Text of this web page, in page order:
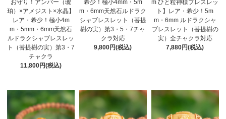
お守り！アンバー（琥
珀）×アメジスト×水晶】
レア・希少！極小4m
m・5mm・6mm天然石
ルドラクシャブレスレッ
ト（菩提樹の実）第3・7
チャクラ
11,800円(税込)
希少！極小4mm・5m
m・6mm天然石ルドラク
シャブレスレット（菩提
樹の実）第3・5・7チャ
クラ対応
9,800円(税込)
m ひと粒神様ブレスレッ
ト】レア・希少！5m
m・6mm ルドラクシャ
ブレスレット（菩提樹の
実）全チャクラ対応
7,880円(税込)